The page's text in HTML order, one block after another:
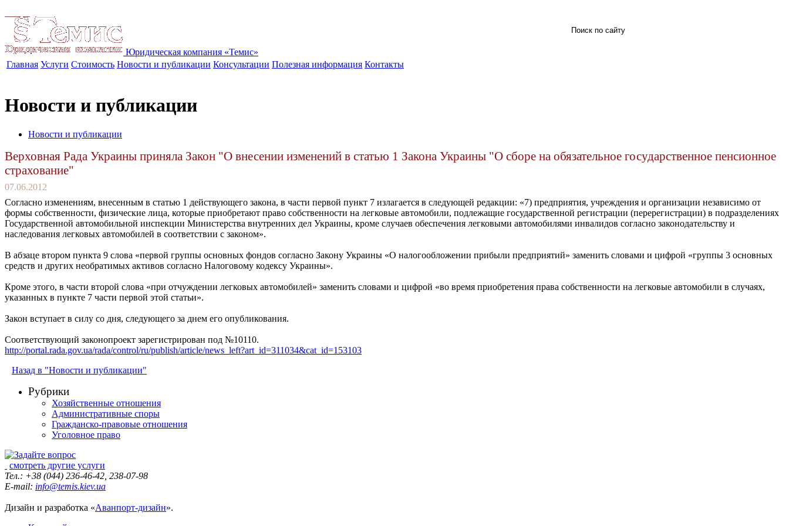
Юридическая компания «Темис»
Главная Услуги Стоимость Новости и публикации Консультации Полезная информация Контакты
Новости и публикации
Новости и публикации
Верховная Рада Украины приняла Закон "О внесении изменений в статью 1 Закона Украины "О сборе на обязательное государственное пенсионное
страхование"
07.06.2012
Согласно изменениям, внесенным в статью 1 действующего закона, в части первой пункт 7 излагается в следующей редакции: «7) предприятия, учреждения и организации независимо от
формы собственности, физические лица, которые приобретают право собственности на легковые автомобили, подлежащие государственной регистрации (перерегистрации) в подразделениях
Государственной автомобильной инспекции Министерства внутренних дел Украины, кроме случаев обеспечения легковыми автомобилями инвалидов согласно законодательству и
наследования легковых автомобилей в соответствии с законом».
В абзаце втором пункта 9 слова «первой группы основных фондов согласно Закону Украины «О налогообложении прибыли предприятий» заменить словами и цифрой «группы 3 основных
средств и других необратимых активов согласно Налоговому кодексу Украины».
Кроме этого, в части второй слова «при отчуждении легковых автомобилей» заменить словами и цифрой «во время приобретения права собственности на легковые автомобили в случаях,
указанных в пункте 7 части первой этой статьи».
Закон вступает в силу со дня, следующего за днем его опубликования.
Соответствующий законопроект зарегистрирован под №10110.
http://portal.rada.gov.ua/rada/control/ru/publish/article/news_left?art_id=311034&cat_id=153103
Назад в "Новости и публикации"
Рубрики
Хозяйственные отношения
Административные споры
Гражданско-правовые отношения
Уголовное право
смотреть другие услуги
Тел.: +38 (044) 236-46-42, 238-07-98
E-mail: info@temis.kiev.ua
Дизайн и разработка «Аванпорт-дизайн».